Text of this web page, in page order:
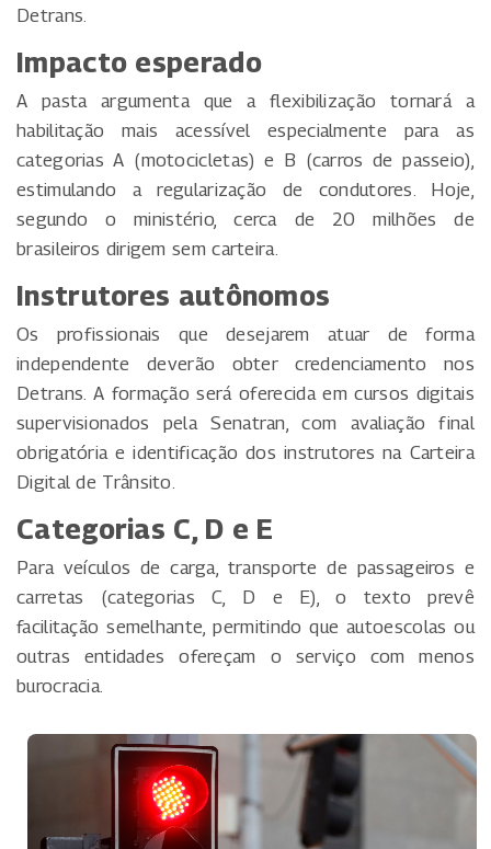
Detrans.
Impacto esperado
A pasta argumenta que a flexibilização tornará a
habilitação mais acessível especialmente para as
categorias A (motocicletas) e B (carros de passeio),
estimulando a regularização de condutores. Hoje,
segundo o ministério, cerca de 20 milhões de
brasileiros dirigem sem carteira.
Instrutores autônomos
Os profissionais que desejarem atuar de forma
independente deverão obter credenciamento nos
Detrans. A formação será oferecida em cursos digitais
supervisionados pela Senatran, com avaliação final
obrigatória e identificação dos instrutores na Carteira
Digital de Trânsito.
Categorias C, D e E
Para veículos de carga, transporte de passageiros e
carretas (categorias C, D e E), o texto prevê
facilitação semelhante, permitindo que autoescolas ou
outras entidades ofereçam o serviço com menos
burocracia.